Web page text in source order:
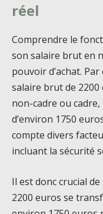
réel
Comprendre le
son salaire brut en
pouvoir d’achat.
salaire brut de 2200
non-cadre ou
d’environ 1750
compte divers
incluant la sécurité
Il est donc crucial
2200 euros se